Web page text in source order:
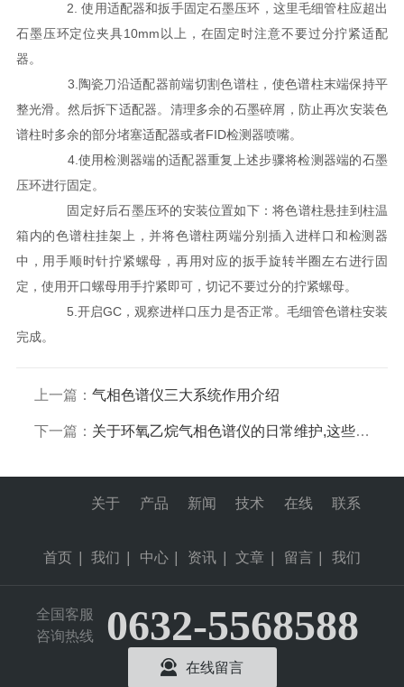
2. 使用适配器和扳手固定石墨压环，这里毛细管柱应超出
石墨压环定位夹具10mm以上，在固定时注意不要过分拧紧适配
器。
3.陶瓷刀沿适配器前端切割色谱柱，使色谱柱末端保持平
整光滑。然后拆下适配器。清理多余的石墨碎屑，防止再次安装色
谱柱时多余的部分堵塞适配器或者FID检测器喷嘴。
4.使用检测器端的适配器重复上述步骤将检测器端的石墨
压环进行固定。
固定好后石墨压环的安装位置如下：将色谱柱悬挂到柱温
箱内的色谱柱挂架上，并将色谱柱两端分别插入进样口和检测器
中，用手顺时针拧紧螺母，再用对应的扳手旋转半圈左右进行固
定，使用开口螺母用手拧紧即可，切记不要过分的拧紧螺母。
5.开启GC，观察进样口压力是否正常。毛细管色谱柱安装
完成。
上一篇： 气相色谱仪三大系统作用介绍
下一篇： 关于环氧乙烷气相色谱仪的日常维护,这些你一定要知道
首页
关于
我们
产品
中心
新闻
资讯
技术
文章
在线
留言
联系
我们
全国客服
咨询热线
0632-5568588
在线留言